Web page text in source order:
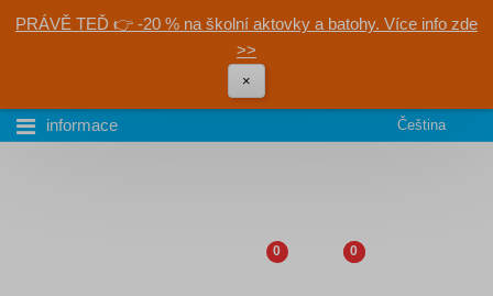
PRÁVĚ TEĎ 👉 -20 % na školní aktovky a batohy. Více info zde
>>
×
informace Čeština
0 0